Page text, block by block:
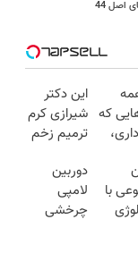
44
که
به
این دکتر
شیرازی کرم
ترمیم زخم
ساخت!!!
با
دوربین
لامپی
چرخشی